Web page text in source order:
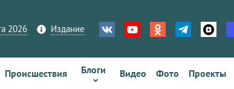
2026 Издание
Происшествия Блоги Видео Фото Проекты